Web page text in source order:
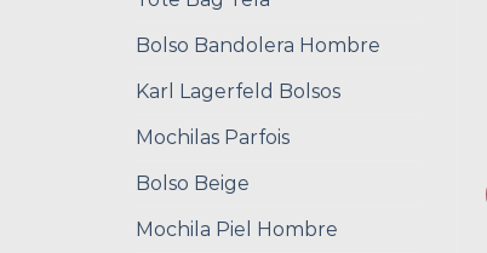
Bolso Bandolera Hombre
Karl Lagerfeld Bolsos
Mochilas Parfois
Bolso Beige
Mochila Piel Hombre